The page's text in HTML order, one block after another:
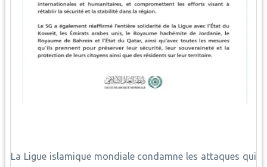
La Ligue islamique mondiale condamne les attaques qui